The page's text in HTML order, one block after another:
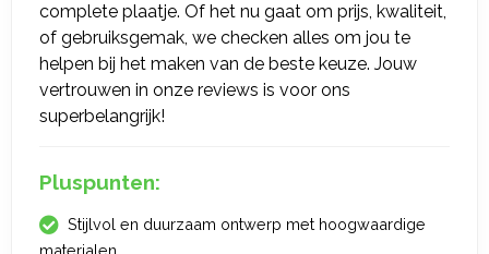
complete plaatje. Of het nu gaat om prijs, kwaliteit,
of gebruiksgemak, we checken alles om jou te
helpen bij het maken van de beste keuze. Jouw
vertrouwen in onze reviews is voor ons
superbelangrijk!
Pluspunten:
Stijlvol en duurzaam ontwerp met hoogwaardige
materialen.